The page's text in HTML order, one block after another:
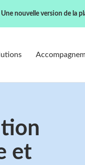
Une nouvelle version de la
et